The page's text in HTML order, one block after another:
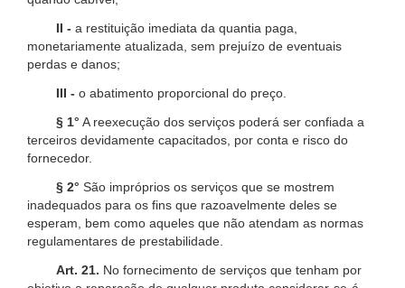
II - a restituição imediata da quantia paga,
monetariamente atualizada, sem prejuízo de eventuais
perdas e danos;
III - o abatimento proporcional do preço.
§ 1° A reexecução dos serviços poderá ser confiada a
terceiros devidamente capacitados, por conta e risco do
fornecedor.
§ 2° São impróprios os serviços que se mostrem
inadequados para os fins que razoavelmente deles se
esperam, bem como aqueles que não atendam as normas
regulamentares de prestabilidade.
Art. 21. No fornecimento de serviços que tenham por